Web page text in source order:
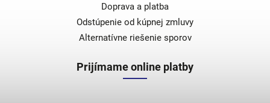
Doprava a platba
Odstúpenie od kúpnej zmluvy
Alternatívne riešenie sporov
Prijímame online platby